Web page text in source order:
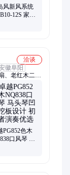
风新风系统
12S 家用
洽谈
徽阜阳
、老红木二
子琴、数字功
梨扬琴、全干
砂轮机、小提
PG852色木
口风琴 马